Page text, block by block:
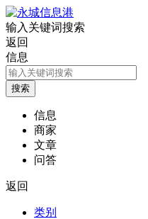
输入关键词搜索
返回
信息
信息
商家
文章
问答
返回
类别